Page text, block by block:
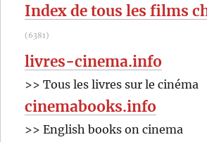
Index de tous les films
(6381)
livres-cinema.info
>> Tous les livres sur le cinéma
cinemabooks.info
>> English books on cinema